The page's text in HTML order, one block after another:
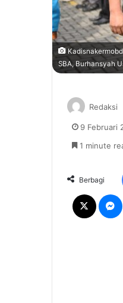
SBA, Burhansyah
Redaksi
9 Februari
1 minute
Berbagi